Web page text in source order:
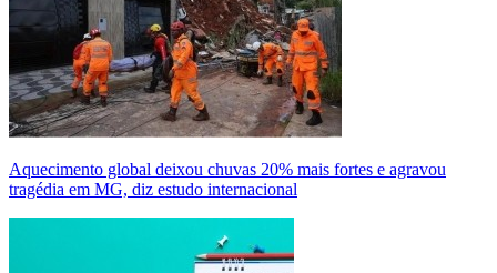
Aquecimento global deixou chuvas 20% mais fortes e agravou
tragédia em MG, diz estudo internacional